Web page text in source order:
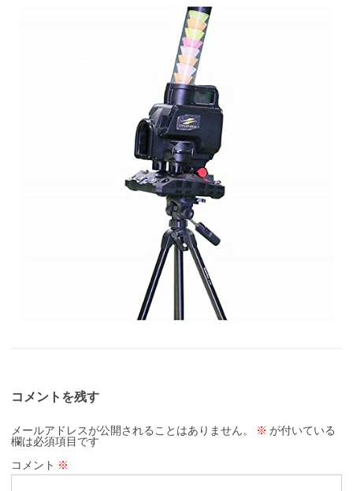
コメントを残す
メールアドレスが公開されることはありません。 ※ が付いている
欄は必須項目です
コメント ※